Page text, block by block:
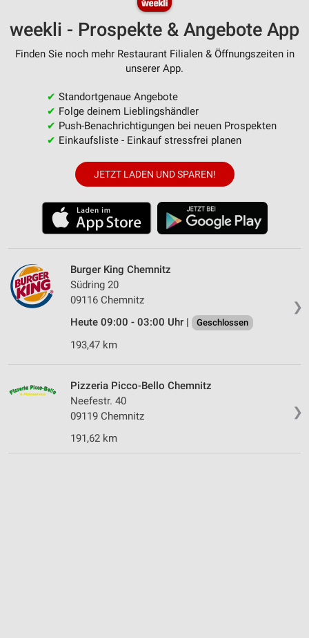
weekli - Prospekte & Angebote App
Finden Sie noch mehr Restaurant Filialen & Öffnungszeiten in
unserer App.
✔ Standortgenaue Angebote
✔ Folge deinem Lieblingshändler
✔ Push-Benachrichtigungen bei neuen Prospekten
✔ Einkaufsliste - Einkauf stressfrei planen
JETZT LADEN UND SPAREN!
❯
Burger King Chemnitz
Südring 20
09116 Chemnitz
Heute 09:00 - 03:00 Uhr |
Geschlossen
193,47 km
❯
Pizzeria Picco-Bello Chemnitz
Neefestr. 40
09119 Chemnitz
191,62 km